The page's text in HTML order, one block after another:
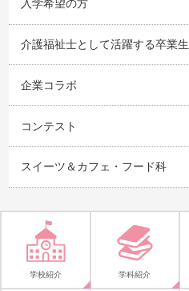
入学希望の方
介護福祉士として活躍する卒業生
企業コラボ
コンテスト
スイーツ＆カフェ・フード科
学校紹介 学科紹介